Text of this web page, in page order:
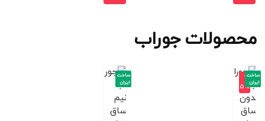
محصولات جوراب
-2
5%
ساخت
ایران
ساخت
ایران